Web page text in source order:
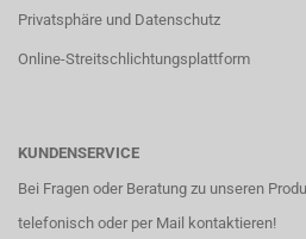
Privatsphäre und Datenschutz
Online-Streitschlichtungsplattform
KUNDENSERVICE
Bei Fragen oder Beratung zu unseren
telefonisch oder per Mail kontaktieren!